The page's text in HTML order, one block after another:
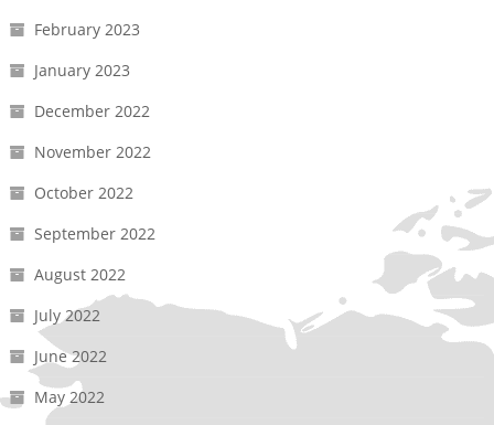
February 2023
January 2023
December 2022
November 2022
October 2022
September 2022
August 2022
July 2022
June 2022
May 2022